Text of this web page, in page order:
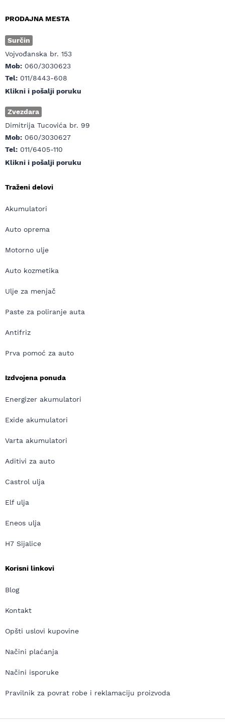
PRODAJNA MESTA
Surčin
Vojvođanska br. 153
Mob: 060/3030623
Tel: 011/8443-608
Klikni i pošalji poruku
Zvezdara
Dimitrija Tucovića br. 99
Mob: 060/3030627
Tel: 011/6405-110
Klikni i pošalji poruku
Traženi delovi
Akumulatori
Auto oprema
Motorno ulje
Auto kozmetika
Ulje za menjač
Paste za poliranje auta
Antifriz
Prva pomoć za auto
Izdvojena ponuda
Energizer akumulatori
Exide akumulatori
Varta akumulatori
Aditivi za auto
Castrol ulja
Elf ulja
Eneos ulja
H7 Sijalice
Korisni linkovi
Blog
Kontakt
Opšti uslovi kupovine
Načini plaćanja
Načini isporuke
Pravilnik za povrat robe i reklamaciju proizvoda